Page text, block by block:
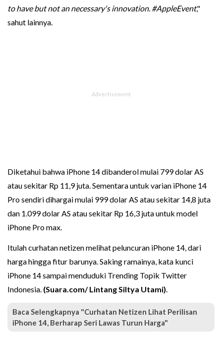
to have but not an necessary's innovation. #AppleEvent,"
sahut lainnya.
Diketahui bahwa iPhone 14 dibanderol mulai 799 dolar AS
atau sekitar Rp 11,9 juta. Sementara untuk varian iPhone 14
Pro sendiri dihargai mulai 999 dolar AS atau sekitar 14,8 juta
dan 1.099 dolar AS atau sekitar Rp 16,3 juta untuk model
iPhone Pro max.
Itulah curhatan netizen melihat peluncuran iPhone 14, dari
harga hingga fitur barunya. Saking ramainya, kata kunci
iPhone 14 sampai menduduki Trending Topik Twitter
Indonesia. (Suara.com/ Lintang Siltya Utami).
Baca Selengkapnya "Curhatan Netizen Lihat Perilisan
iPhone 14, Berharap Seri Lawas Turun Harga"